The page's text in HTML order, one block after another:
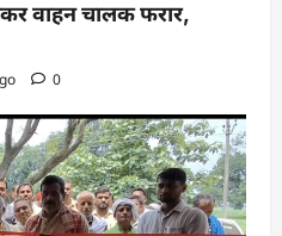
वाहन चालक फरार,
0